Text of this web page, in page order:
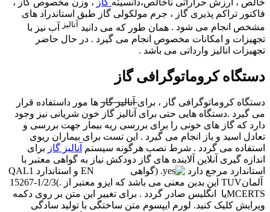
خالص ، ارزش حراراتی ناخالص،دانسیته گاز ، وزن مخصوص گاز ،
فاکتور تراکم پذیری گاز ، جرم مولکولی گاز طبق استاندراد های
مشخص انجام می شود . همان طور که می دانید آنالیز آب نیز با
تجهیزات و امکانات مخصوص انجام می گیرد . در حال حاضر
تجهیزات انالیز وارداتی می باشد .
دستگاه کروماتوگرافی گاز
دستگاه کروماتوگرافی گاز ، برایآنالیز گاز ها مور داستفاده قرار
می گیرد .دستگاه هایی حتی برای آنالیز گاز خون شریانی نیز وجود
دارد که گاز های خونی را برای بررسی ریه بیمار جهت بررسی و
تعادل اسید و باز انجام می گیرد . این تست برای بیماران ریوی
استفاده می گردد . شرط نصب هرگونه سیستم آنالیز گاز برای
اندازه گیری آنلاین آلاینده های گاز دودکش نیاز به گواهی معتبر با
استاندارد مرجع دارد
. (گواهی و استاندارد EN
15267-1/2/3). این بدین معنی می باشد که ایزو معتبر از TUVآلمان
یاMCERTS انگلیس صادر گردد . برای تغییر این متن بر روی دکمه
ویرایش کلیک کنید. لورم ایپسوم متن ساختگی با تولید سادگی